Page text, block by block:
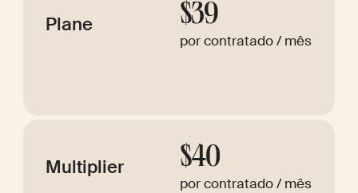
Plane $39
por contratado / mês
Multiplier $40
por contratado / mês